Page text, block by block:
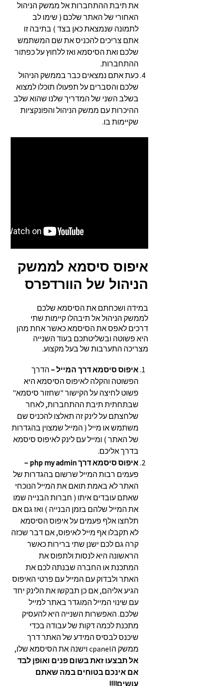
את תיבת ההתחברות אל ממשק הניהול
האחורי של האתר שלכם ( שימו לב
לתמונה שנמצאת כאן בצד ) בתיבה זו
אתם צריכים להכניס את שם המשתמש
שלכם ואת הסיסמא ואז ללחוץ על כפתור
ההתחברות.
כעת אתם נמצאים כבר בממשק הניהול
שלכם והסברים על תפעולו תוכלו למצוא
בשלב השני של המדריך שלנו שהוא שלב
ההיכרות עם ממשק הניהול והפונקציות
שקיימות בו.
איפוס סיסמא לממשק
הניהול של הוורדפרס
במידה ושכחתם את הסיסמא שלכם
לממשק הניהול אל תיבהלו קיימות שתי
דרכים לאפס את הסיסמא כאשר אחת מהן
היא פשוטה ובשליטתכם בעוד השנייה
מצריכה התערבות של בעל מקצוע.
איפוס סיסמא דרך המייל – הדרך
הפשוטה והקלה לאיפוס הסיסמא היא
פשוט לחיצה על הקישור "שחזור סיסמא"
שבתחתית תיבת ההתחברות, לאחר
שלחצתם על לינק זה תאלצו להכניס שם
משתמש או מייל ( המייל שמצוין בהגדרות
של האתר ) ומייל עם לינק לאיפוס סיסמא
בדרך אליכם.
איפוס סיסמא דרךphp my admin
–
פעמים רבות המייל שרשום בהגדרות של
האתר לא באמת תואם את המייל הנוכחי
שאתם עובדים איתו ( חברות הבנייה שמו
את המייל שלהם בזמן הבנייה ) ואז גם אם
תלחצו אלף פעמים על איפוס הסיסמא
לא תקבלו אף מייל לאיפוס, אם דבר שכזה
קרה גם לכם ישנן שתי ברירות כאשר
הראשונה היא לנסות ולתפוס את
המתכנת או החברה שבנתה לכם את
האתר ולבדוק עם המייל עם פרטי האיפוס
הגיע אליהם, אם כן תבקשו את הלינק יחד
עם שינוי המייל המוגדר באתר למייל
שלכם. האפשרות השנייה היא להעסיק
מתכנת לכמה דקות של עבודה בכדי
שיכנס לבסיס המידע של האתר דרך
ממשק הcpanel וישנה את הסיסמא שלו,
אל תבצעו זאת בשום פנים ואופן לבד
אם אינכם בטוחים במה שאתם
עושים!!!!